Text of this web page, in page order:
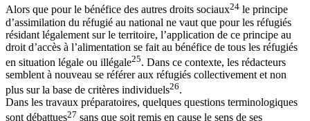
Alors que pour le bénéfice des autres droits sociaux24 le principe
d’assimilation du réfugié au national ne vaut que pour les réfugiés
résidant légalement sur le territoire, l’application de ce principe au
droit d’accès à l’alimentation se fait au bénéfice de tous les réfugiés
en situation légale ou illégale25. Dans ce contexte, les rédacteurs
semblent à nouveau se référer aux réfugiés collectivement et non
plus sur la base de critères individuels26.
Dans les travaux préparatoires, quelques questions terminologiques
sont débattues27 sans que soit remis en cause le sens de ses